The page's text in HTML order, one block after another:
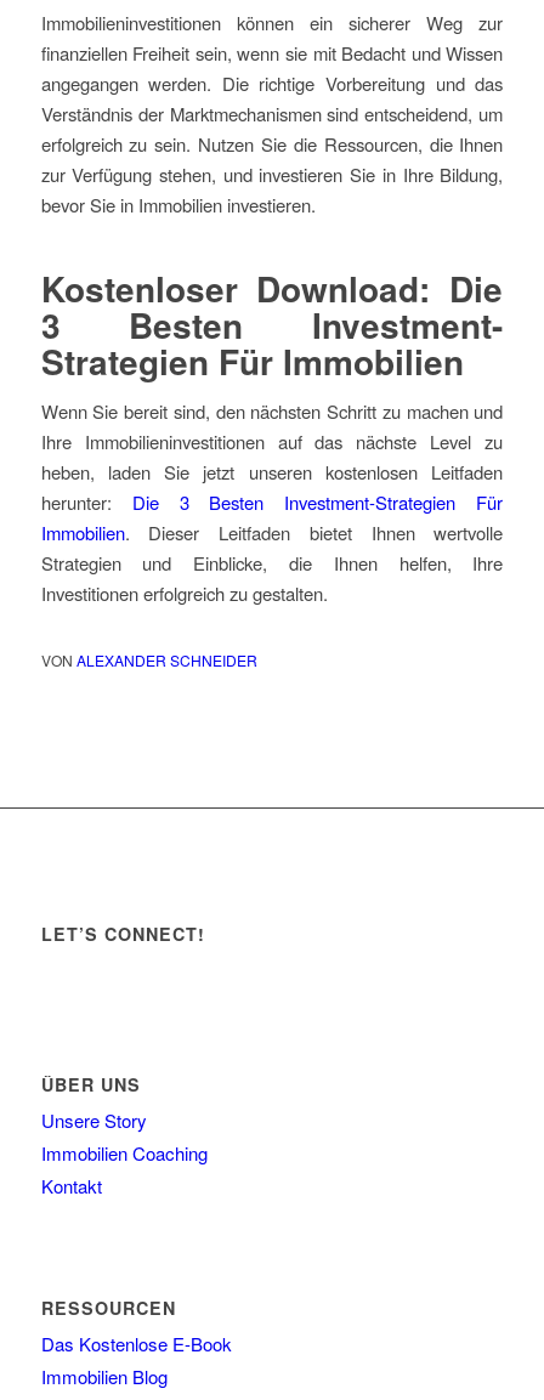
Immobilieninvestitionen können ein sicherer Weg zur
finanziellen Freiheit sein, wenn sie mit Bedacht und Wissen
angegangen werden. Die richtige Vorbereitung und das
Verständnis der Marktmechanismen sind entscheidend, um
erfolgreich zu sein. Nutzen Sie die Ressourcen, die Ihnen
zur Verfügung stehen, und investieren Sie in Ihre Bildung,
bevor Sie in Immobilien investieren.
Kostenloser Download: Die
3 Besten Investment-
Strategien Für Immobilien
Wenn Sie bereit sind, den nächsten Schritt zu machen und
Ihre Immobilieninvestitionen auf das nächste Level zu
heben, laden Sie jetzt unseren kostenlosen Leitfaden
herunter: Die 3 Besten Investment-Strategien Für
Immobilien. Dieser Leitfaden bietet Ihnen wertvolle
Strategien und Einblicke, die Ihnen helfen, Ihre
Investitionen erfolgreich zu gestalten.
VON ALEXANDER SCHNEIDER
LET’S CONNECT!
ÜBER UNS
Unsere Story
Immobilien Coaching
Kontakt
RESSOURCEN
Das Kostenlose E-Book
Immobilien Blog